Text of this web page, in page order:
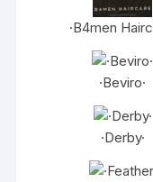
·B4men
·Beviro·
·Derby·